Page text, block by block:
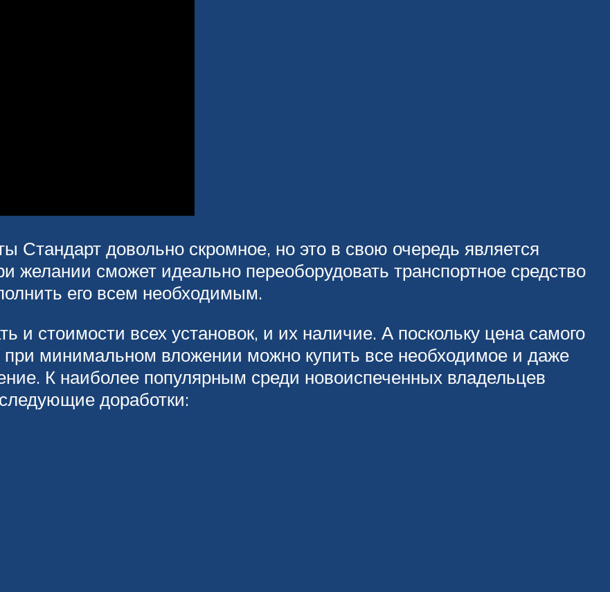
Стандарт довольно скромное, но это в свою очередь является
желании сможет идеально переоборудовать транспортное средство
его всем необходимым.
и стоимости всех установок, и их наличие. А поскольку цена самого
при минимальном вложении можно купить все необходимое и даже
К наиболее популярным среди новоиспеченных владельцев
доработки: